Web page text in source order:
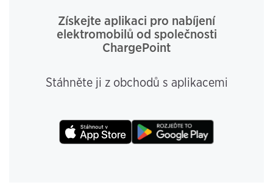
Získejte aplikaci pro nabíjení
elektromobilů od společnosti
ChargePoint
Stáhněte ji z obchodů s aplikacemi